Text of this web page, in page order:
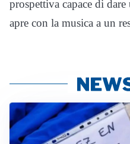
prospettiva capace di
apre con la musica a un